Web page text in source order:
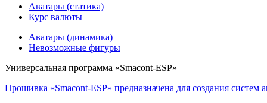
Аватары (статика)
Курс валюты
Аватары (динамика)
Невозможные фигуры
Универсальная программа «Smacont-ESP»
Прошивка «Smacont-ESP» предназначена для создания